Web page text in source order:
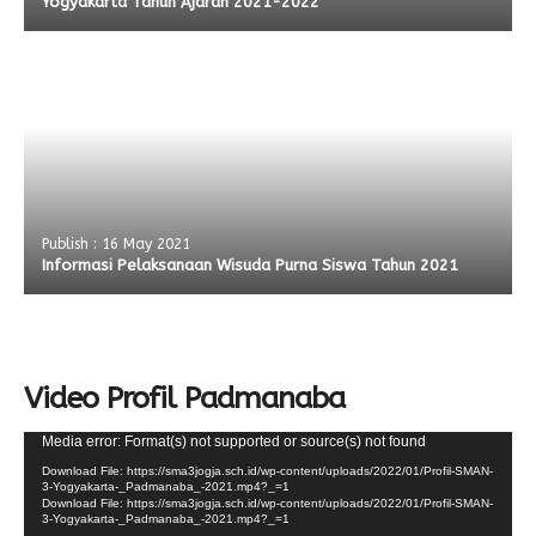
Publish : 16 May 2021
Informasi Pelaksanaan Wisuda Purna Siswa Tahun 2021
Video Profil Padmanaba
Video
Player
Media error: Format(s) not supported or source(s) not found
Download File: https://sma3jogja.sch.id/wp-content/uploads/2022/01/Profil-SMAN-
3-Yogyakarta-_Padmanaba_-2021.mp4?_=1
Download File: https://sma3jogja.sch.id/wp-content/uploads/2022/01/Profil-SMAN-
3-Yogyakarta-_Padmanaba_-2021.mp4?_=1